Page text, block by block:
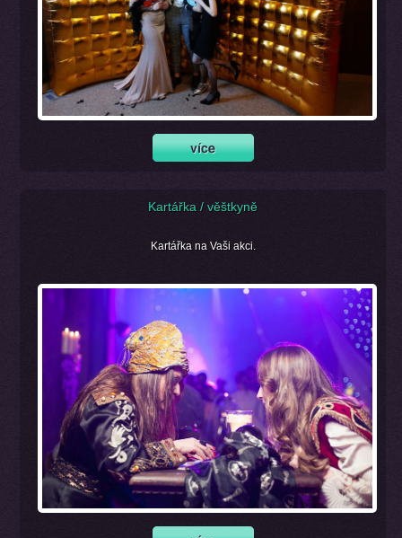
Kartářka / věštkyně
Kartářka na Vaši akci.